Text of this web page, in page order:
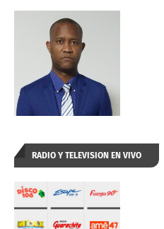
RADIO Y TELEVISION EN VIVO